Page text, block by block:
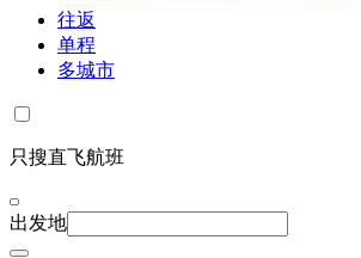
往返
单程
多城市
只搜直飞航班
出发地